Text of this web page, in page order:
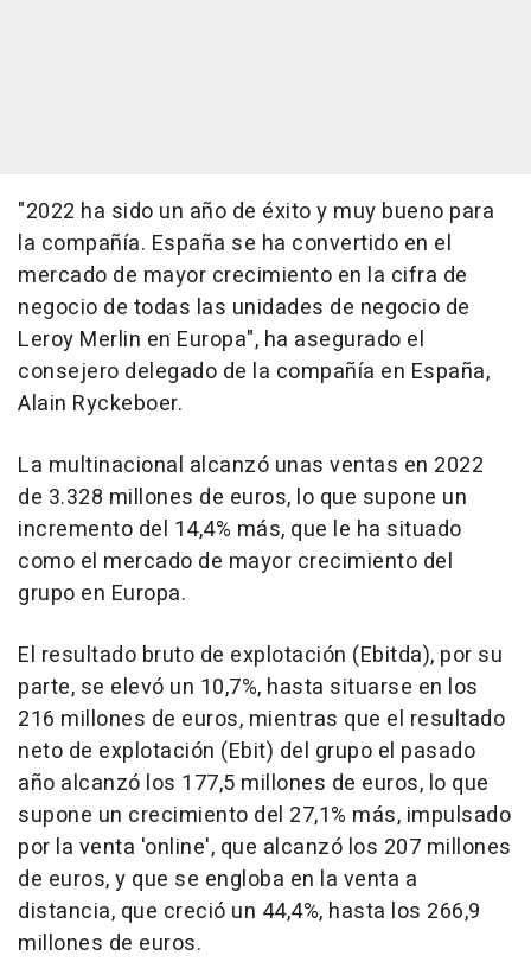
"2022 ha sido un año de éxito y muy bueno para
la compañía. España se ha convertido en el
mercado de mayor crecimiento en la cifra de
negocio de todas las unidades de negocio de
Leroy Merlin en Europa", ha asegurado el
consejero delegado de la compañía en España,
Alain Ryckeboer.
La multinacional alcanzó unas ventas en 2022
de 3.328 millones de euros, lo que supone un
incremento del 14,4% más, que le ha situado
como el mercado de mayor crecimiento del
grupo en Europa.
El resultado bruto de explotación (Ebitda), por su
parte, se elevó un 10,7%, hasta situarse en los
216 millones de euros, mientras que el resultado
neto de explotación (Ebit) del grupo el pasado
año alcanzó los 177,5 millones de euros, lo que
supone un crecimiento del 27,1% más, impulsado
por la venta 'online', que alcanzó los 207 millones
de euros, y que se engloba en la venta a
distancia, que creció un 44,4%, hasta los 266,9
millones de euros.